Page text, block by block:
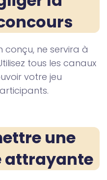
conçu, ne servira à
tous les canaux
votre jeu
une
attrayante